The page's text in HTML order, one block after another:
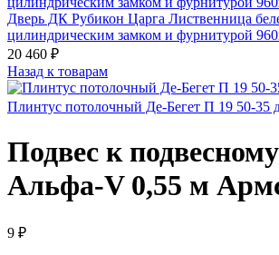
Дверь ДК Рубикон Царга Лиственница
цилиндрическим замком и фурнитурой
20 460 ₽
Назад к товарам
Плинтус потолочный Де-Бегет П 19 50-35
Подвес к
Альфа-V 0,55 м
9 ₽